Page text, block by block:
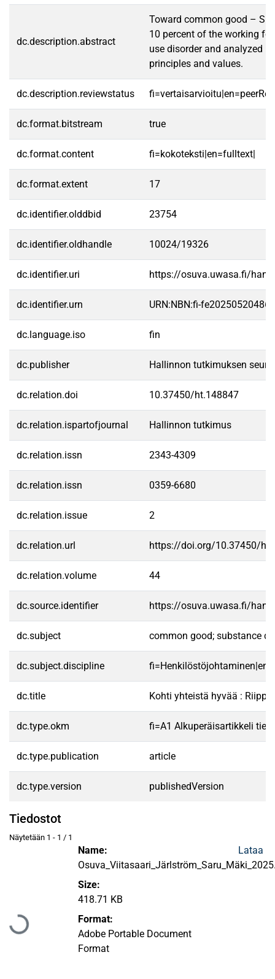
dc.description.abstract
Toward common good –
10 percent of the working
use disorder and analyzed
principles and values.
dc.description.reviewstatus
dc.format.bitstream true
dc.format.content fi=kokoteksti|en=fulltext|
dc.format.extent 17
dc.identifier.olddbid 23754
dc.identifier.oldhandle 10024/19326
dc.identifier.uri https://osuva.uwasa.fi/
dc.identifier.urn URN:NBN:fi-
dc.language.iso fin
dc.publisher Hallinnon tutkimuksen seura
dc.relation.doi 10.37450/ht.148847
dc.relation.ispartofjournal Hallinnon tutkimus
dc.relation.issn 2343-4309
dc.relation.issn 0359-6680
dc.relation.issue 2
dc.relation.url https://doi.org/10.37450/
dc.relation.volume 44
dc.source.identifier https://osuva.uwasa.fi/
dc.subject common good; substance
dc.subject.discipline
dc.title Kohti yhteistä hyvää :
dc.type.okm fi=A1 Alkuperäisartikkeli
dc.type.publication article
dc.type.version publishedVersion
Tiedostot
Näytetään 1 - 1 / 1
Ladataan...
Name:
Size:
418.71 KB
Format:
Adobe Portable Document
Format
Lataa